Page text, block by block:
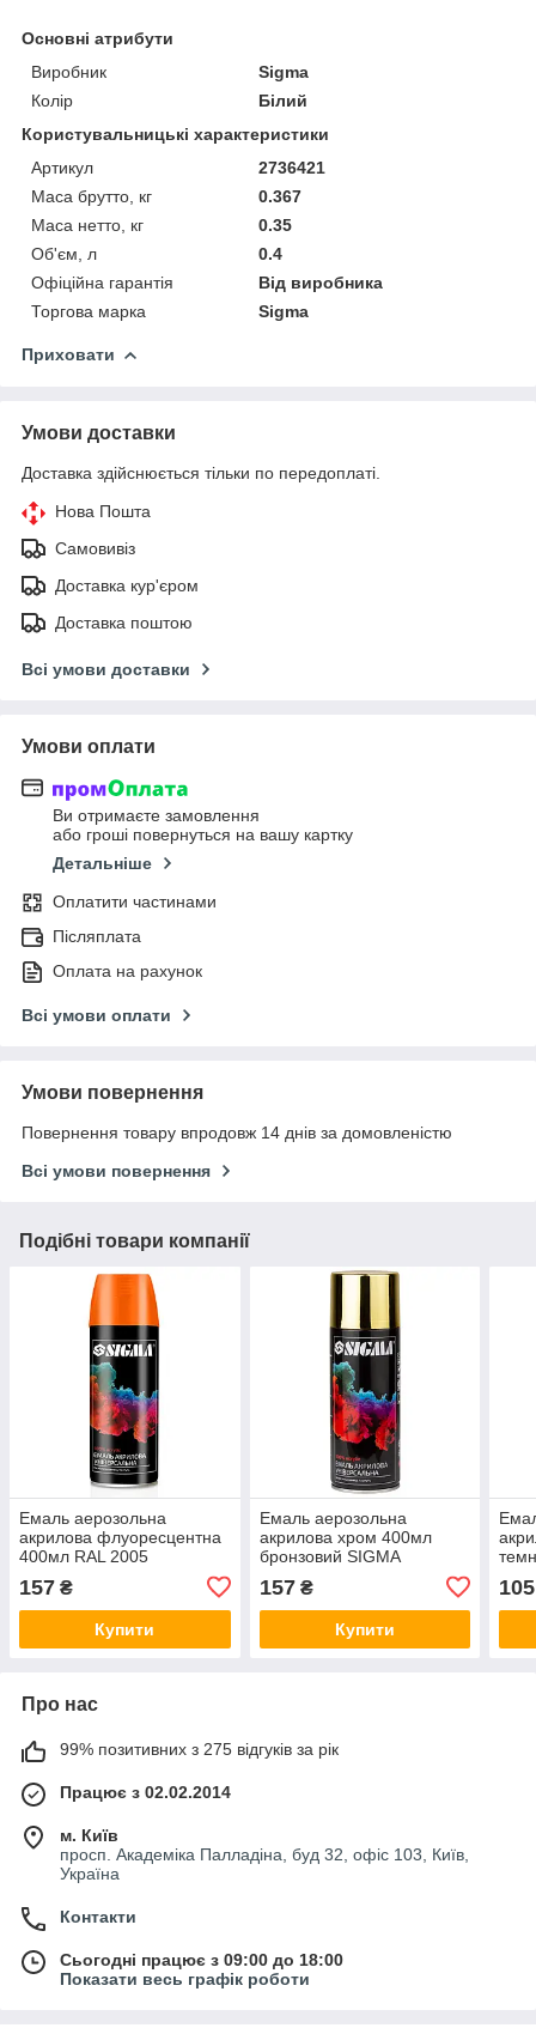
Основні атрибути
Виробник
Sigma
Колір
Білий
Користувальницькі характеристики
Артикул
2736421
Маса брутто, кг
0.367
Маса нетто, кг
0.35
Об'єм, л
0.4
Офіційна гарантія
Від виробника
Торгова марка
Sigma
Приховати
Умови доставки
Доставка здійснюється тільки по передоплаті.
Нова Пошта
Самовивіз
Доставка кур'єром
Доставка поштою
Всі умови доставки
Умови оплати
Ви отримаєте замовлення
або гроші повернуться на вашу картку
Детальніше
Оплатити частинами
Післяплата
Оплата на рахунок
Всі умови оплати
Умови повернення
Повернення товару впродовж 14 днів за домовленістю
Всі умови повернення
Подібні товари компанії
Емаль аерозольна
акрилова флуоресцентна
400мл RAL 2005
(2736121)
157 ₴
Купити
Емаль аерозольна
акрилова хром 400мл
бронзовий SIGMA
157₴
Купити
105
Про нас
99% позитивних з 275 відгуків за рік
Працює з 02.02.2014
м. Київ
просп. Академіка Палладіна, буд 32, офіс 103, Київ,
Україна
Контакти
Сьогодні працює з 09:00 до 18:00
Показати весь графік роботи